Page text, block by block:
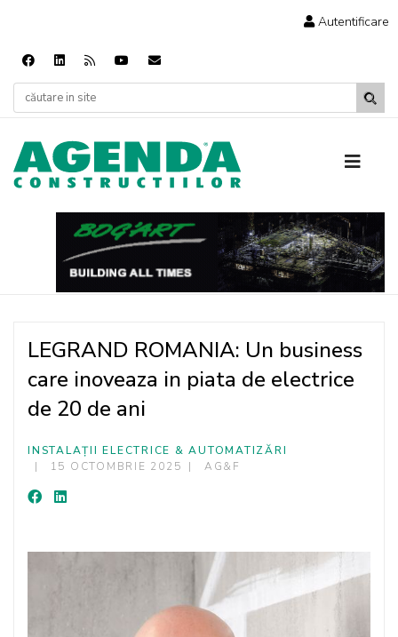
Autentificare
LEGRAND ROMANIA: Un business
care inoveaza in piata de electrice
de 20 de ani
INSTALAȚII ELECTRICE & AUTOMATIZĂRI
15 OCTOMBRIE 2025
AG&F